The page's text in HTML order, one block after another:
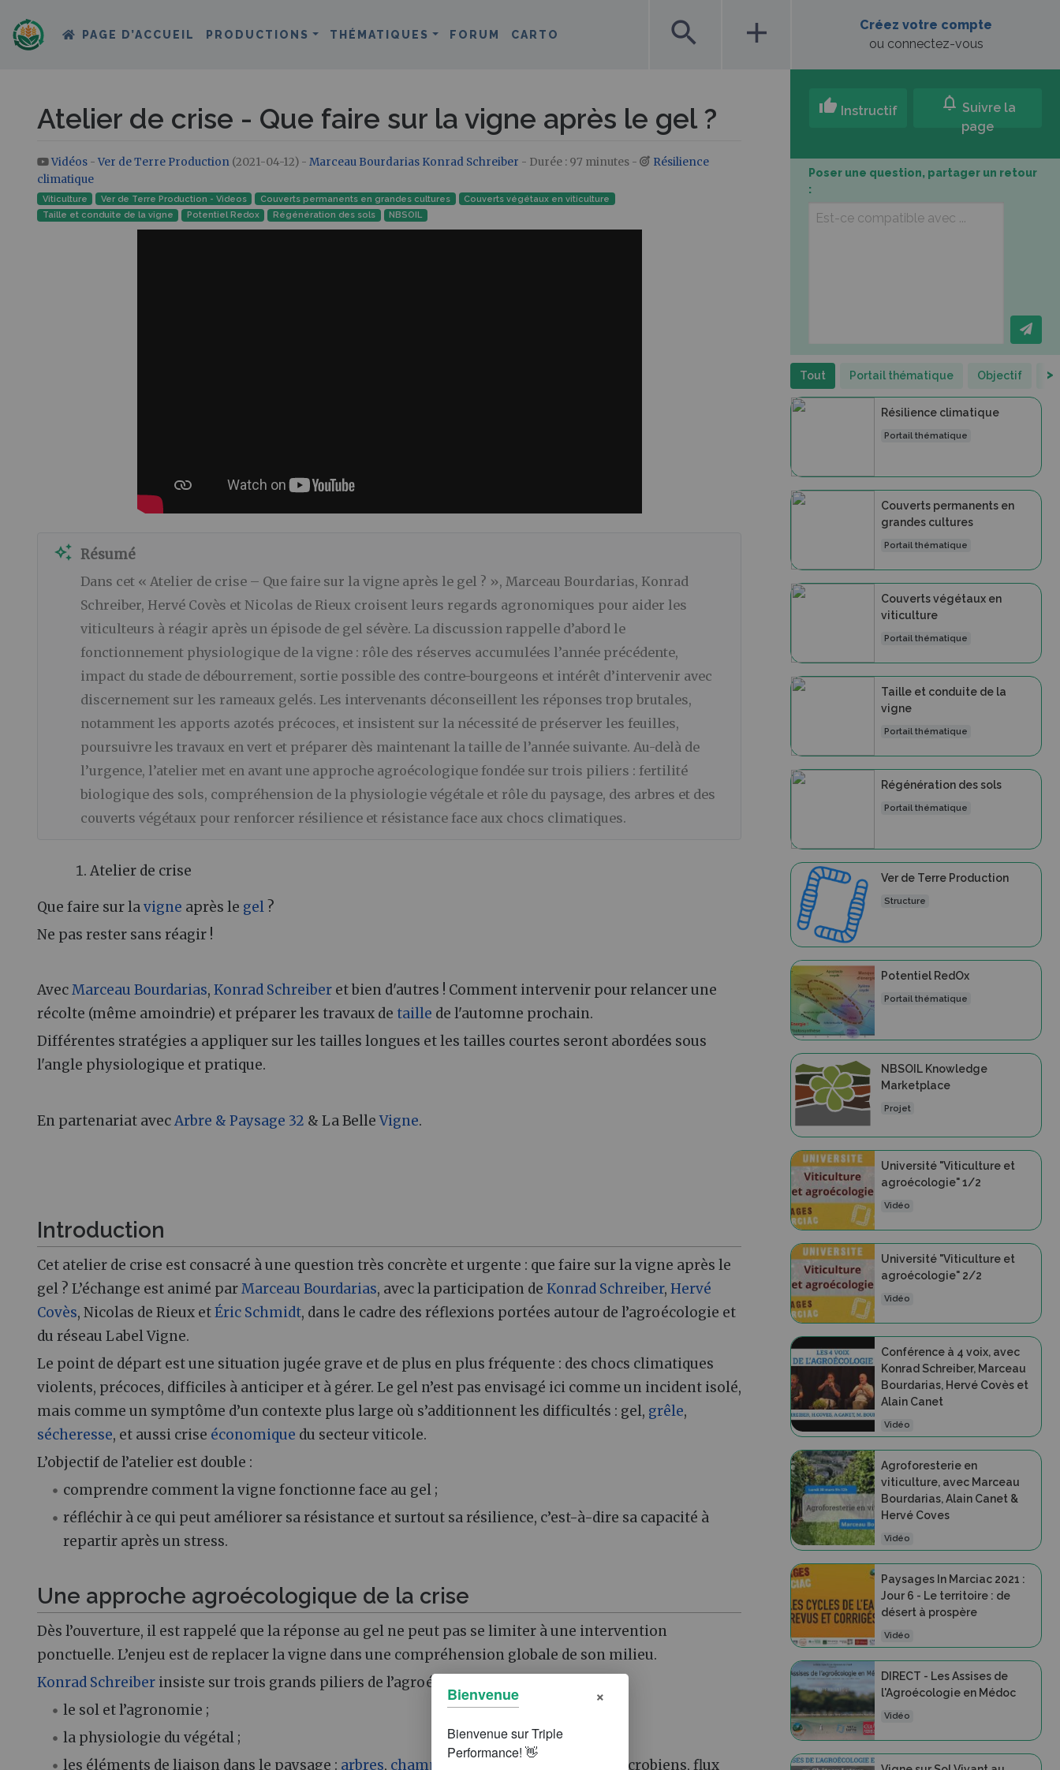
PAGE D’ACCUEIL PRODUCTIONS THÉMATIQUES FORUM CARTO search add
Créez votre compte
ou connectez-vous
Atelier de crise - Que faire sur la vigne après le gel ?
Aller à :navigation,rechercher
Vidéos - Ver de Terre Production (2021-04-12) - Marceau Bourdarias Konrad Schreiber - Durée : 97 minutes -
Résilience
climatique
Viticulture Ver de Terre Production - Videos Couverts permanents en grandes cultures
Couverts végétaux en viticulture
Taille et conduite de la vigne
Potentiel Redox Régénération des sols NBSOIL
auto_awesome Résumé
Dans cet « Atelier de crise – Que faire sur la vigne après le gel ? », Marceau Bourdarias, Konrad
Schreiber, Hervé Covès et Nicolas de Rieux croisent leurs regards agronomiques pour aider les
viticulteurs à réagir après un épisode de gel sévère. La discussion rappelle d’abord le
fonctionnement physiologique de la vigne : rôle des réserves accumulées l’année précédente,
impact du stade de débourrement, sortie possible des contre-bourgeons et intérêt d’intervenir avec
discernement sur les rameaux gelés. Les intervenants déconseillent les réponses trop brutales,
notamment les apports azotés précoces, et insistent sur la nécessité de préserver les feuilles,
poursuivre les travaux en vert et préparer dès maintenant la taille de l’année suivante. Au-delà de
l’urgence, l’atelier met en avant une approche agroécologique fondée sur trois piliers : fertilité
biologique des sols, compréhension de la physiologie végétale et rôle du paysage, des arbres et des
couverts végétaux pour renforcer résilience et résistance face aux chocs climatiques.
Atelier de crise
Que faire sur lavigne après le gel ?
Ne pas rester sans réagir !
AvecMarceau Bourdarias, Konrad Schreiber et bien d'autres ! Comment intervenir pour relancer une
récolte (même amoindrie) et préparer les travaux de taille de l'automne prochain.
Différentes stratégies a appliquer sur les tailles longues et les tailles courtes seront abordées sous
l'angle physiologique et pratique.
En partenariat avecArbre & Paysage 32 & La BelleVigne.
Introduction
Cet atelier de crise est consacré à une question très concrète et urgente : que faire sur la vigne après le
gel ? L’échange est animé parMarceau Bourdarias, avec la participation de Konrad Schreiber, Hervé
Covès, Nicolas de Rieux etÉric Schmidt, dans le cadre des réflexions portées autour de l’agroécologie et
du réseau Label Vigne.
Le point de départ est une situation jugée grave et de plus en plus fréquente : des chocs climatiques
violents, précoces, difficiles à anticiper et à gérer. Le gel n’est pas envisagé ici comme un incident isolé,
mais comme un symptôme d’un contexte plus large où s’additionnent les difficultés : gel, grêle,
sécheresse, et aussi crise économique du secteur viticole.
L’objectif de l’atelier est double :
comprendre comment la vigne fonctionne face au gel ;
réfléchir à ce qui peut améliorer sa résistance et surtout sa résilience, c’est-à-dire sa capacité à
repartir après un stress.
Une approche agroécologique de la crise
Dès l’ouverture, il est rappelé que la réponse au gel ne peut pas se limiter à une intervention
ponctuelle. L’enjeu est de replacer la vigne dans une compréhension globale de son milieu.
Konrad Schreiber insiste sur trois grands piliers de l’agroécologie :
le sol et l’agronomie ;
la physiologie du végétal ;
les éléments de liaison dans le paysage : arbres, champignons
, flux microbiens, flux
thumb_up Instructif notifications Suivre la
page
Poser une question, partager un retour
:
Tout Portail thématique Objectif >
Résilience climatique
Portail thématique
Couverts permanents en
grandes cultures
Portail thématique
Couverts végétaux en
viticulture
Portail thématique
Taille et conduite de la
vigne
Portail thématique
Régénération des sols
Portail thématique
Ver de Terre Production
Structure
Potentiel RedOx
Portail thématique
NBSOIL Knowledge
Marketplace
Projet
Université "Viticulture et
agroécologie" 1/2
Vidéo
Université "Viticulture et
agroécologie" 2/2
Vidéo
Conférence à 4 voix, avec
Konrad Schreiber, Marceau
Bourdarias, Hervé Covès et
Alain Canet
Vidéo
Agroforesterie en
viticulture, avec Marceau
Bourdarias, Alain Canet &
Hervé Coves
Vidéo
Paysages In Marciac 2021 :
Jour 6 - Le territoire : de
désert à prospère
Vidéo
DIRECT - Les Assises de
l'Agroécologie en Médoc
Vidéo
Bienvenue ×